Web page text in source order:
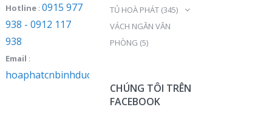
Hotline: 0915 977
938 - 0912 117
938
Email :
hoaphatcnbinhduong@gmail.com
TỦ HOÀ PHÁT (345)
VÁCH NGĂN VĂN
PHÒNG (5)
CHÚNG TÔI TRÊN
FACEBOOK